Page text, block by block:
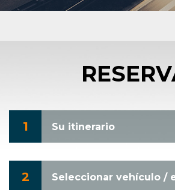
1 Su itinerario
2 Seleccionar vehículo /